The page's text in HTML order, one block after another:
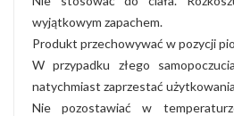
wyjątkowym zapachem.
Produkt przechowywać w pozycji
W przypadku złego
natychmiast zaprzestać
Nie pozostawiać w